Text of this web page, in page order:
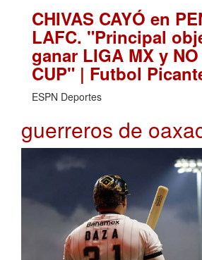
CHIVAS CAYÓ en
LAFC. "Principal
ganar LIGA MX y
CUP" | Futbol
ESPN Deportes
guerreros de